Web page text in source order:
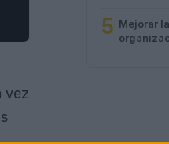
vez
5 Mejorar